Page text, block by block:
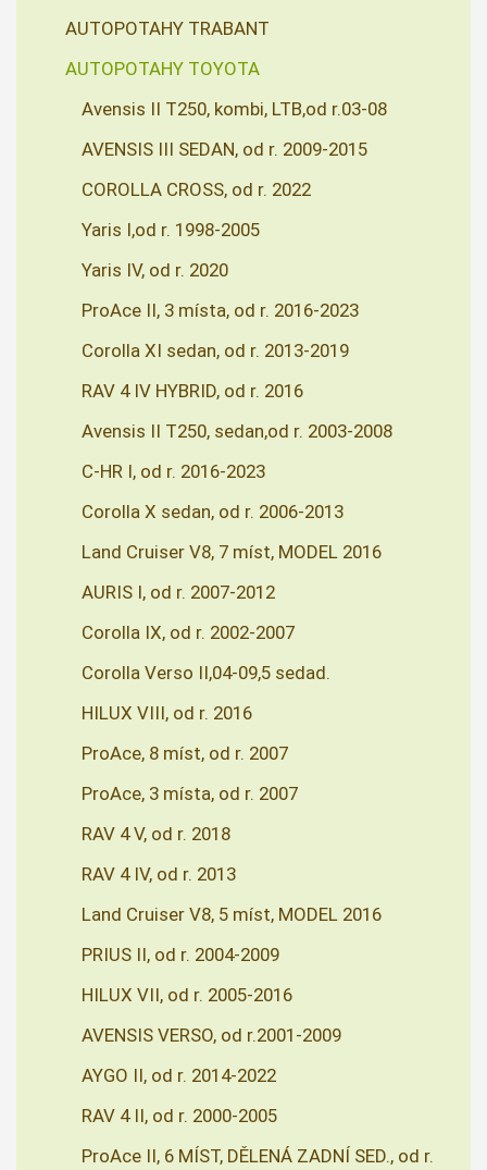
AUTOPOTAHY TRABANT
AUTOPOTAHY TOYOTA
Avensis II T250, kombi, LTB,od r.03-08
AVENSIS III SEDAN, od r. 2009-2015
COROLLA CROSS, od r. 2022
Yaris I,od r. 1998-2005
Yaris IV, od r. 2020
ProAce II, 3 místa, od r. 2016-2023
Corolla XI sedan, od r. 2013-2019
RAV 4 IV HYBRID, od r. 2016
Avensis II T250, sedan,od r. 2003-2008
C-HR I, od r. 2016-2023
Corolla X sedan, od r. 2006-2013
Land Cruiser V8, 7 míst, MODEL 2016
AURIS I, od r. 2007-2012
Corolla IX, od r. 2002-2007
Corolla Verso II,04-09,5 sedad.
HILUX VIII, od r. 2016
ProAce, 8 míst, od r. 2007
ProAce, 3 místa, od r. 2007
RAV 4 V, od r. 2018
RAV 4 IV, od r. 2013
Land Cruiser V8, 5 míst, MODEL 2016
PRIUS II, od r. 2004-2009
HILUX VII, od r. 2005-2016
AVENSIS VERSO, od r.2001-2009
AYGO II, od r. 2014-2022
RAV 4 II, od r. 2000-2005
ProAce II, 6 MÍST, DĚLENÁ ZADNÍ SED., od r.